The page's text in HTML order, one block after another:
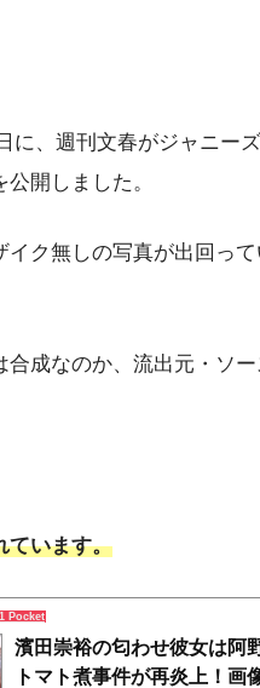
に、週刊文春がジャニー
開しました。
イク無しの写真が出回っ
合成なのか、流出元・ソ
ています。
1 Pocket
濱田崇裕の匂わせ彼女は阿
トマト煮事件が再炎上！画